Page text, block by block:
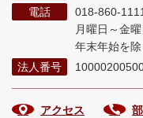
電話
018-860-
月曜日～金
年末年始を除
法人番号
アクセス